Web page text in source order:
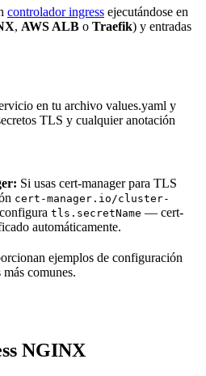
controlador ingress ejecutándose en
, AWS ALB o Traefik) y entradas
en tu archivo values.yaml y
TLS y cualquier anotación
Si usas cert-manager para TLS
cert-manager.io/cluster-
tls.secretName — cert-
automáticamente.
ejemplos de configuración
comunes.
NGINX